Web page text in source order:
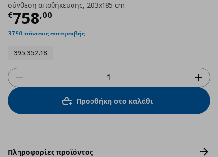
σύνθεση αποθήκευσης, 203x185 cm
€758,00
Τρέχουσα τιμή
3790 πόντους ανταμοιβής
395.352.18
Προσθήκη στο καλάθι
Πληροφορίες προϊόντος